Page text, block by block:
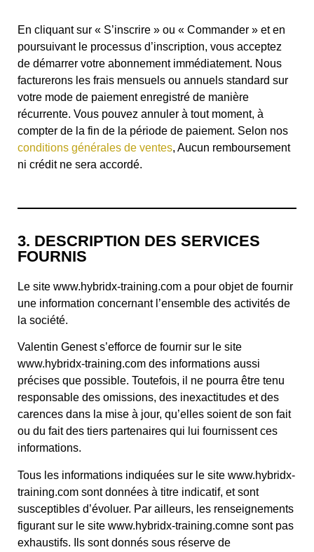
En cliquant sur « S’inscrire » ou « Commander » et en
poursuivant le processus d’inscription, vous acceptez
de démarrer votre abonnement immédiatement. Nous
facturerons les frais mensuels ou annuels standard sur
votre mode de paiement enregistré de manière
récurrente. Vous pouvez annuler à tout moment, à
compter de la fin de la période de paiement. Selon nos
conditions générales de ventes, Aucun remboursement
ni crédit ne sera accordé.
3. DESCRIPTION DES SERVICES
FOURNIS
Le site www.hybridx-training.com a pour objet de fournir
une information concernant l’ensemble des activités de
la société.
Valentin Genest s’efforce de fournir sur le site
www.hybridx-training.com des informations aussi
précises que possible. Toutefois, il ne pourra être tenu
responsable des omissions, des inexactitudes et des
carences dans la mise à jour, qu’elles soient de son fait
ou du fait des tiers partenaires qui lui fournissent ces
informations.
Tous les informations indiquées sur le site www.hybridx-
training.com sont données à titre indicatif, et sont
susceptibles d’évoluer. Par ailleurs, les renseignements
figurant sur le site www.hybridx-training.comne sont pas
exhaustifs. Ils sont donnés sous réserve de